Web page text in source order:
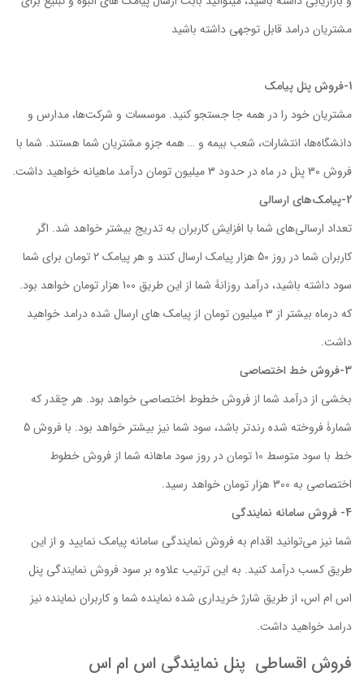
مشتریان درامد قابل توجهی داشته باشید
1-فروش پنل پیامک
مشتریان خود را در همه جا جستجو کنید. موسسات و شرکت‌ها، مدارس و
دانشگاه‌ها، انتشارات، شعب بیمه و … همه جزو مشتریان شما هستند. شما با
فروش 30 پنل در ماه در حدود 3 میلیون تومان درآمد ماهیانه خواهید داشت.
2-پیامک‌های ارسالی
تعداد ارسالی‌های شما با افزایش کاربران به تدریج بیشتر خواهد شد. اگر
کاربران شما در روز 50 هزار پیامک ارسال کنند و هر پیامک 2 تومان برای شما
سود داشته باشید، درآمد روزانۀ شما از این طریق 100 هزار تومان خواهد بود.
که درماه بیشتر از 3 میلیون تومان از پیامک های ارسال شده درامد خواهید
داشت.
3-فروش خط اختصاصی
بخشی از درآمد شما از فروش خطوط اختصاصی خواهد بود. هر چقدر که
شمارۀ فروخته شده رندتر باشد، سود شما نیز بیشتر خواهد بود. با فروش 5
خط با سود متوسط 10 تومان در روز سود ماهانه شما از فروش خطوط
اختصاصی به 300 هزار تومان خواهد رسید.
4- فروش سامانه نمایندگی
شما نیز می‌توانید اقدام به فروش نمایندگی سامانه پیامک نمایید و از این
طریق کسب درآمد کنید. به این ترتیب علاوه بر سود فروش نمایندگی پنل
اس ام اس، از طریق شارژ خریداری شده نماینده شما و کاربران نماینده نیز
درامد خواهید داشت.
فروش اقساطی پنل نمایندگی اس ام اس